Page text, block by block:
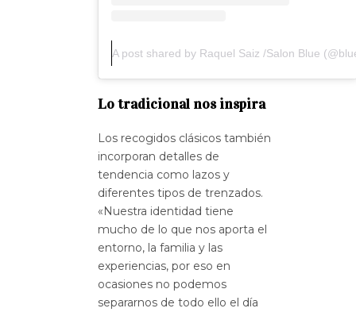
A post shared by Raquel Saiz /Salon Blue
Lo tradicional nos inspira
Los recogidos clásicos también
incorporan detalles de
tendencia como lazos y
diferentes tipos de trenzados.
«Nuestra identidad tiene
mucho de lo que nos aporta el
entorno, la familia y las
experiencias, por eso en
ocasiones no podemos
separarnos de todo ello el día